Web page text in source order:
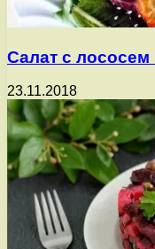
Салат с лососем
23.11.2018